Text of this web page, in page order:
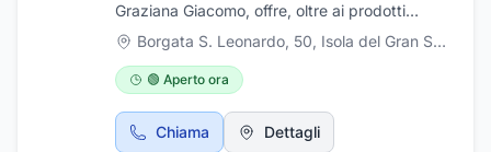
Graziana Giacomo, offre, oltre ai prodotti
farmaceutici di base, medicinali omeopatici,
prodotti galenici ed un vasto assortimento di
prodotti per la cosmetica e l'igiene. Presso la
farmacia avrete la possibilità di effettuare test
di autoanalisi come il controllo della glicemia,
del colesterolo e dei trigliceridi, misurazione
Borgata S. Leonardo, 50, Isola del Gran Sasso d'Italia
🟢 Aperto ora
Chiama Dettagli